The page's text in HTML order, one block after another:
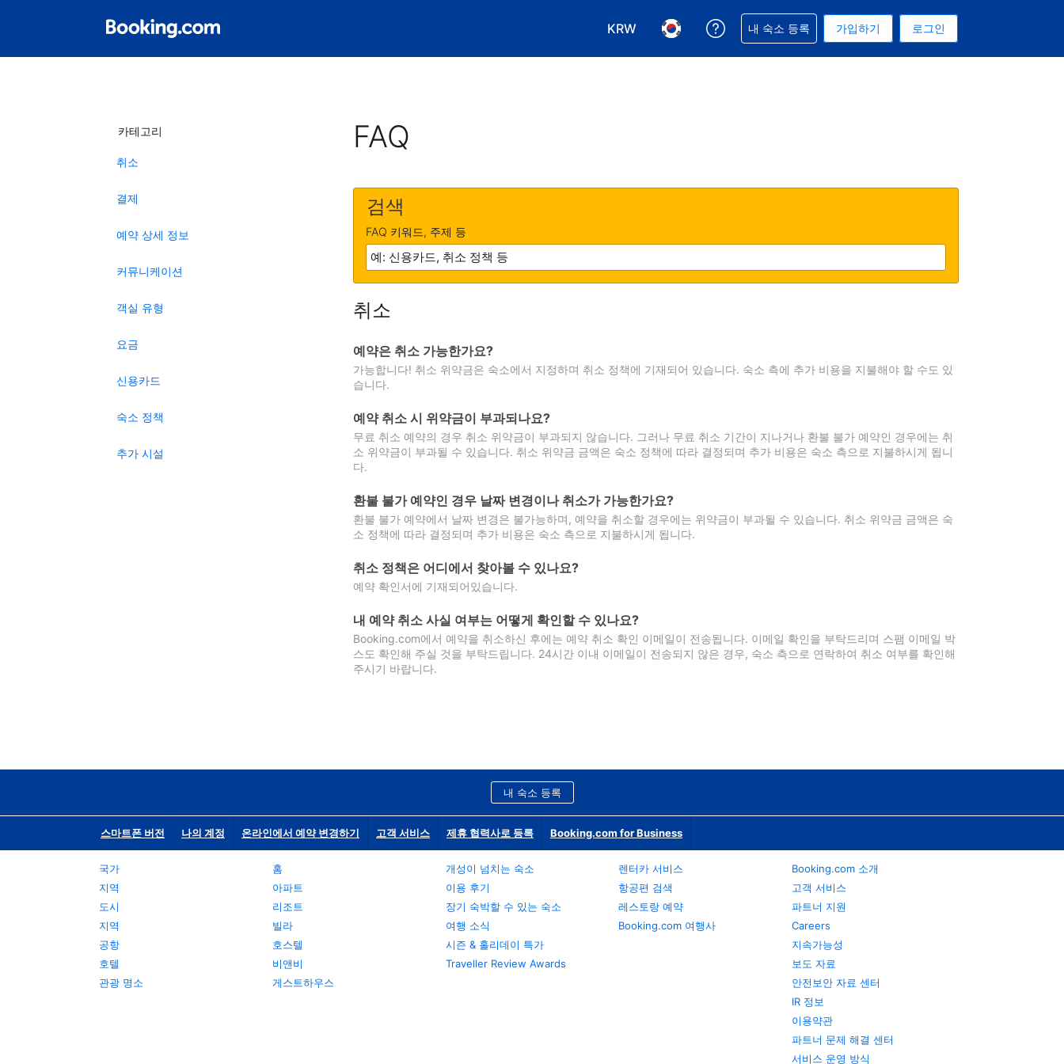
KRW
통화 선택. 현재 선택된 통화는 대한민국 원입니다
언어 선택. 현재 선택된 언어는 한국어입니다
예약과 관련해 도움을 받으실 수 있습니다
내 숙소 등록 가입하기 로그인
카테고리
취소
결제
예약 상세 정보
커뮤니케이션
객실 유형
요금
신용카드
숙소 정책
추가 시설
FAQ
검색
FAQ 키워드, 주제 등
취소
예약은 취소 가능한가요?
가능합니다! 취소 위약금은 숙소에서 지정하며 취소 정책에 기재되어 있습니다. 숙소 측에 추가 비용을 지불해야 할 수도 있
습니다.
예약 취소 시 위약금이 부과되나요?
무료 취소 예약의 경우 취소 위약금이 부과되지 않습니다. 그러나 무료 취소 기간이 지나거나 환불 불가 예약인 경우에는 취
소 위약금이 부과될 수 있습니다. 취소 위약금 금액은 숙소 정책에 따라 결정되며 추가 비용은 숙소 측으로 지불하시게 됩니
다.
환불 불가 예약인 경우 날짜 변경이나 취소가 가능한가요?
환불 불가 예약에서 날짜 변경은 불가능하며, 예약을 취소할 경우에는 위약금이 부과될 수 있습니다. 취소 위약금 금액은 숙
소 정책에 따라 결정되며 추가 비용은 숙소 측으로 지불하시게 됩니다.
취소 정책은 어디에서 찾아볼 수 있나요?
예약 확인서에 기재되어있습니다.
내 예약 취소 사실 여부는 어떻게 확인할 수 있나요?
Booking.com에서 예약을 취소하신 후에는 예약 취소 확인 이메일이 전송됩니다. 이메일 확인을 부탁드리며 스팸 이메일 박
스도 확인해 주실 것을 부탁드립니다. 24시간 이내 이메일이 전송되지 않은 경우, 숙소 측으로 연락하여 취소 여부를 확인해
주시기 바랍니다.
내 숙소 등록
스마트폰 버전 나의 계정 온라인에서 예약 변경하기 고객 서비스 제휴 협력사로 등록 Booking.com for Business
국가
지역
도시
지역
공항
호텔
관광 명소
홈
아파트
리조트
빌라
호스텔
비앤비
게스트하우스
개성이 넘치는 숙소
이용 후기
장기 숙박할 수 있는 숙소
여행 소식
시즌 & 홀리데이 특가
Traveller Review Awards
렌터카 서비스
항공편 검색
레스토랑 예약
Booking.com 여행사
Booking.com 소개
고객 서비스
파트너 지원
Careers
지속가능성
보도 자료
안전보안 자료 센터
IR 정보
이용약관
파트너 문제 해결 센터
서비스 운영 방식